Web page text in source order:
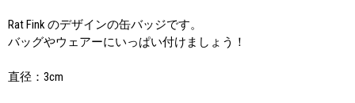
Rat Fink のデザインの缶バッジです。
バッグやウェアーにいっぱい付けましょう！
直径：3cm